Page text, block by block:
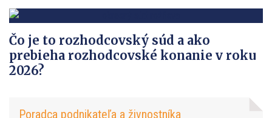
Čo je to rozhodcovský súd a ako
prebieha rozhodcovské konanie v roku
2026?
Poradca podnikateľa a živnostníka